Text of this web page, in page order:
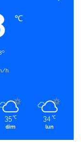
℃
h
35 ℃
dim
34 ℃
lun